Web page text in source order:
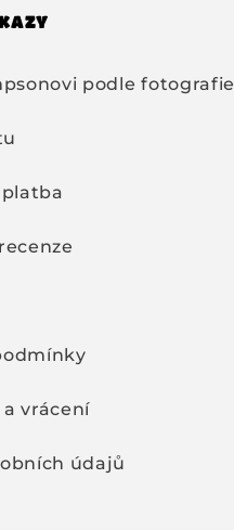
podle fotografie
vrácení
údajů